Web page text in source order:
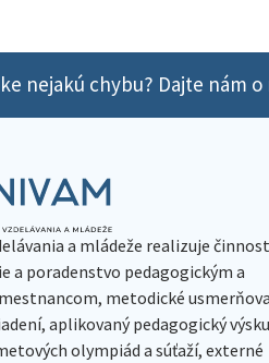
nejakú chybu? Dajte nám
a mládeže realizuje
a poradenstvo pedagogickým a
metodické
aplikovaný pedagogický
olympiád a súťaží, externé